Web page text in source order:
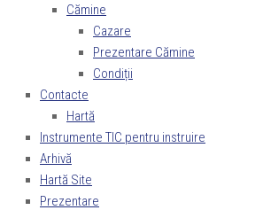
Cămine
Cazare
Prezentare Cămine
Condiții
Contacte
Hartă
Instrumente TIC pentru instruire
Arhivă
Hartă Site
Prezentare